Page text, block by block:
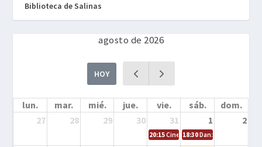
Biblioteca de Salinas
agosto de 2026
HOY
lun. mar. mié. jue. vie. sáb.
dom.
27
28 29 30 31 1 2
20:15Cine en la calle – Cómo
18:30Danza – Cita en el